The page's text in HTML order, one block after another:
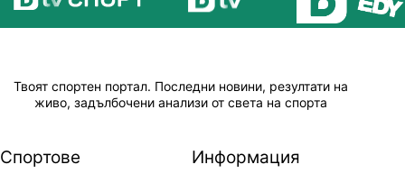
Твоят спортен портал. Последни новини, резултати на
живо, задълбочени анализи от света на спорта
Спортове Информация